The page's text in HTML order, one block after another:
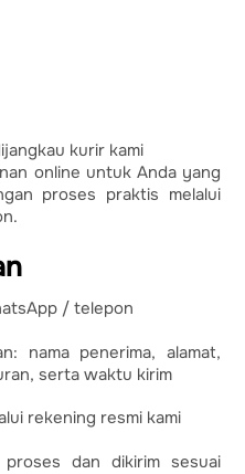
kurir kami
online untuk Anda yang
proses praktis melalui
/ telepon
nama penerima, alamat,
serta waktu kirim
rekening resmi kami
dan dikirim sesuai